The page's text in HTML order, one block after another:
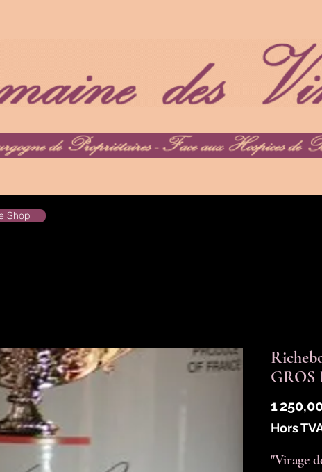
Shop
GROS
1
Hors
"Virage